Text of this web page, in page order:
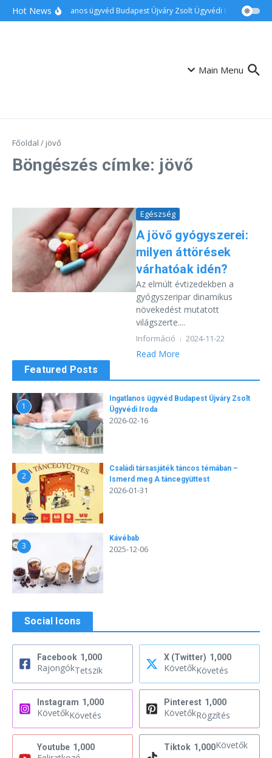
Ugrás a tartalomhoz
Hot NewsIngatlanos ügyvéd Budapest Újváry Zsolt Ügyvédi Iroda
Main Menu
Főoldal / jövő
Böngészés címke: jövő
Egészség
A jövő gyógyszerei:
milyen áttörések
várhatóak idén?
Az elmúlt évtizedekben a
gyógyszeripar dinamikus
növekedést mutatott
világszerte....
Információ 2024-11-22
Read More
Featured Posts
1
Ingatlanos ügyvéd Budapest Újváry Zsolt
Ügyvédi Iroda
2026-02-16
2
Családi társasjáték táncos témában –
Ismerd meg A táncegyüttest
2026-01-31
3
Kávébab
2025-12-06
Social Icons
Facebook 1,000
RajongókTetszik
X (Twitter) 1,000
KövetőkKövetés
Instagram 1,000
KövetőkKövetés
Pinterest 1,000
KövetőkRögzítés
Youtube 1,000 Tiktok 1,000Követők